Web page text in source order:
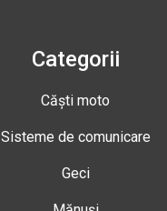
Categorii
Căști moto
Sisteme de comunicare
Geci